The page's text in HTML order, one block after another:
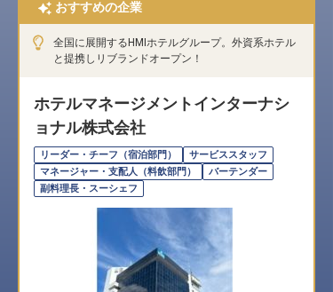
おすすめの企業
全国に展開するHMIホテルグループ。外資系ホテル
と提携しリブランドオープン！
ホテルマネージメントインターナシ
ョナル株式会社
リーダー・チーフ（宿泊部門）
サービススタッフ
マネージャー・支配人（料飲部門）
バーテンダー
副料理長・スーシェフ